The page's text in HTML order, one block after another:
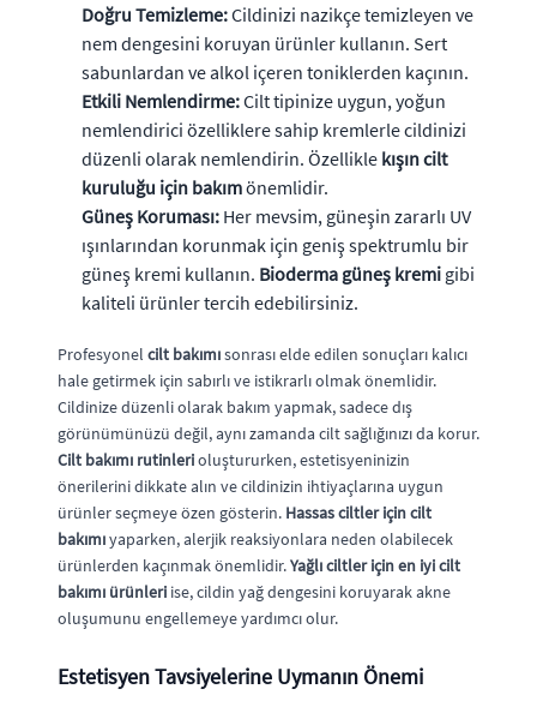
Doğru Temizleme:Cildinizi nazikçe temizleyen ve
nem dengesini koruyan ürünler kullanın. Sert
sabunlardan ve alkol içeren toniklerden kaçının.
Etkili Nemlendirme:Cilt tipinize uygun, yoğun
nemlendirici özelliklere sahip kremlerle cildinizi
düzenli olarak nemlendirin. Özellikle kışın cilt
kuruluğu için bakımönemlidir.
Güneş Koruması: Her mevsim, güneşin zararlı UV
ışınlarından korunmak için geniş spektrumlu bir
güneş kremi kullanın. Bioderma güneş kremi gibi
kaliteli ürünler tercih edebilirsiniz.
Profesyonel cilt bakımısonrası elde edilen sonuçları kalıcı
hale getirmek için sabırlı ve istikrarlı olmak önemlidir.
Cildinize düzenli olarak bakım yapmak, sadece dış
görünümünüzü değil, aynı zamanda cilt sağlığınızı da korur.
Cilt bakımı rutinlerioluştururken, estetisyeninizin
önerilerini dikkate alın ve cildinizin ihtiyaçlarına uygun
ürünler seçmeye özen gösterin. Hassas ciltler için cilt
bakımıyaparken, alerjik reaksiyonlara neden olabilecek
ürünlerden kaçınmak önemlidir.Yağlı ciltler için en iyi cilt
bakımı ürünleri ise, cildin yağ dengesini koruyarak akne
oluşumunu engellemeye yardımcı olur.
Estetisyen Tavsiyelerine Uymanın Önemi